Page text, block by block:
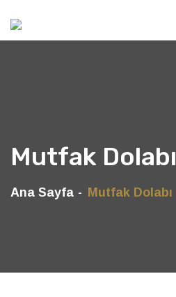
Mutfak Dolabı
Ana Sayfa Mutfak Dolabı